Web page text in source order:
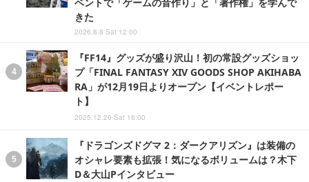
ベントで「ゲームの音作り」と「著作権」を学んで
きた
2026.8.8 Sat 12:00
『FF14』グッズが盛り沢山！初の常設グッズショッ
プ「FINAL FANTASY XIV GOODS SHOP AKIHABA
RA」が12月19日よりオープン【イベントレポー
ト】
2025.12.20 Sat 16:00
『ドラゴンズドグマ 2：ダークアリズン』は装備の
オシャレ要素も拡張！気になるボリュームは？木下
D＆大山Pインタビュー